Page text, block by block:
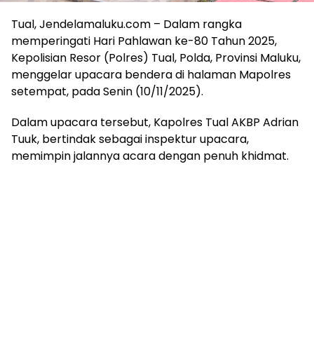
Tual, Jendelamaluku.com – Dalam rangka
memperingati Hari Pahlawan ke-80 Tahun 2025,
Kepolisian Resor (Polres) Tual, Polda, Provinsi Maluku,
menggelar upacara bendera di halaman Mapolres
setempat, pada Senin (10/11/2025).
Dalam upacara tersebut, Kapolres Tual AKBP Adrian
Tuuk, bertindak sebagai inspektur upacara,
memimpin jalannya acara dengan penuh khidmat.